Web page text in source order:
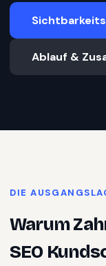
Ablauf &
DIE
Warum
SEO